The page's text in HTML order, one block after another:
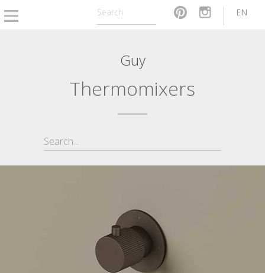
EN
Guy
Thermomixers